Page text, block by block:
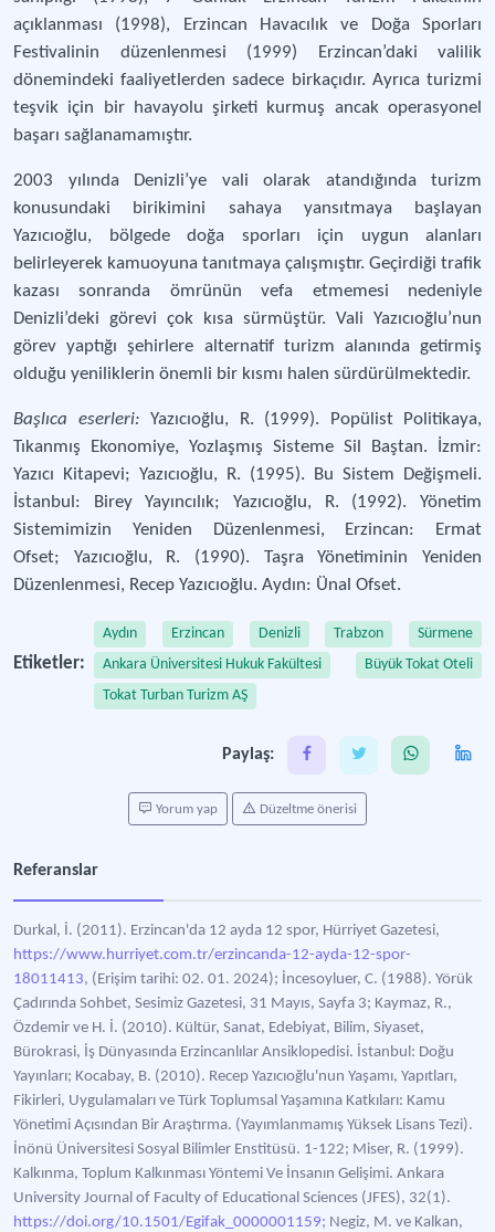
açıklanması (1998), Erzincan Havacılık ve Doğa Sporları
Festivalinin düzenlenmesi (1999) Erzincan’daki valilik
dönemindeki faaliyetlerden sadece birkaçıdır. Ayrıca turizmi
teşvik için bir havayolu şirketi kurmuş ancak operasyonel
başarı sağlanamamıştır.
2003 yılında Denizli’ye vali olarak atandığında turizm
konusundaki birikimini sahaya yansıtmaya başlayan
Yazıcıoğlu, bölgede doğa sporları için uygun alanları
belirleyerek kamuoyuna tanıtmaya çalışmıştır. Geçirdiği trafik
kazası sonranda ömrünün vefa etmemesi nedeniyle
Denizli’deki görevi çok kısa sürmüştür. Vali Yazıcıoğlu’nun
görev yaptığı şehirlere alternatif turizm alanında getirmiş
olduğu yeniliklerin önemli bir kısmı halen sürdürülmektedir.
Başlıca eserleri: Yazıcıoğlu, R. (1999). Popülist Politikaya,
Tıkanmış Ekonomiye, Yozlaşmış Sisteme Sil Baştan. İzmir:
Yazıcı Kitapevi; Yazıcıoğlu, R. (1995). Bu Sistem Değişmeli.
İstanbul: Birey Yayıncılık; Yazıcıoğlu, R. (1992). Yönetim
Sistemimizin Yeniden Düzenlenmesi, Erzincan: Ermat
Ofset; Yazıcıoğlu, R. (1990). Taşra Yönetiminin Yeniden
Düzenlenmesi, Recep Yazıcıoğlu. Aydın: Ünal Ofset.
Etiketler:
Aydın Erzincan Denizli Trabzon
Sürmene
Ankara Üniversitesi Hukuk Fakültesi
Büyük Tokat Oteli
Tokat Turban Turizm AŞ
Paylaş:
Yorum yap Düzeltme önerisi
Referanslar
Durkal, İ. (2011). Erzincan'da 12 ayda 12 spor, Hürriyet Gazetesi,
https://www.hurriyet.com.tr/erzincanda-12-ayda-12-spor-
18011413, (Erişim tarihi: 02. 01. 2024); İncesoyluer, C. (1988). Yörük
Çadırında Sohbet, Sesimiz Gazetesi, 31 Mayıs, Sayfa 3; Kaymaz, R.,
Özdemir ve H. İ. (2010). Kültür, Sanat, Edebiyat, Bilim, Siyaset,
Bürokrasi, İş Dünyasında Erzincanlılar Ansiklopedisi. İstanbul: Doğu
Yayınları; Kocabay, B. (2010). Recep Yazıcıoğlu'nun Yaşamı, Yapıtları,
Fikirleri, Uygulamaları ve Türk Toplumsal Yaşamına Katkıları: Kamu
Yönetimi Açısından Bir Araştırma. (Yayımlanmamış Yüksek Lisans Tezi).
İnönü Üniversitesi Sosyal Bilimler Enstitüsü. 1-122; Miser, R. (1999).
Kalkınma, Toplum Kalkınması Yöntemi Ve İnsanın Gelişimi. Ankara
University Journal of Faculty of Educational Sciences (JFES), 32(1).
https://doi.org/10.1501/Egifak_0000001159; Negiz, M. ve Kalkan,